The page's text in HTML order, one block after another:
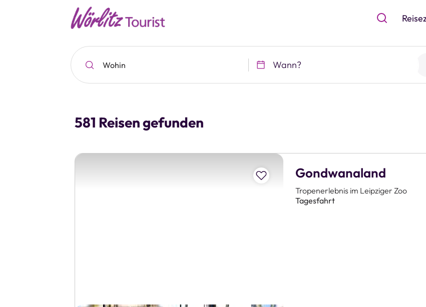
Wohin Wann?
581 Reisen gefunden
Zur Merkliste hinzufügen
Tagesfahrt
Gondwanaland
Tropenerlebnis im Leipziger Zoo